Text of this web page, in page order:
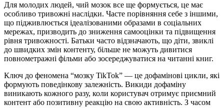
Для молодих людей, чий мозок все ще формується, це має
особливо тривожні наслідки. Часте порівняння себе з іншими,
що підживлюється ідеалізованими образами в соціальних
мережах, призводить до зниження самооцінки та підвищення
рівня тривожності. Батьки часто відзначають, що діти, звиклі
до швидких змін контенту, більше не можуть дивитися
повнометражні фільми або зосереджуватися на читанні книг.
Ключ до феномена “мозку TikTok” — це дофамінові цикли, які
формують поведінкову залежність. Викиди дофаміну
виникають кожного разу, коли користувач отримує приємний
контент або позитивну реакцію на свою активність. З часом